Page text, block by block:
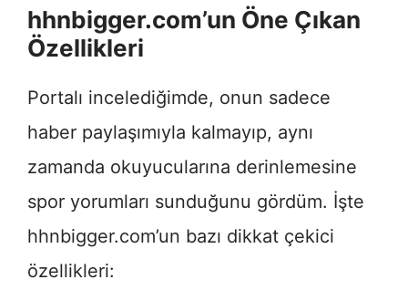
hhnbigger.com’un Öne Çıkan
Özellikleri
Portalı incelediğimde, onun sadece
haber paylaşımıyla kalmayıp, aynı
zamanda okuyucularına derinlemesine
spor yorumları sunduğunu gördüm. İşte
hhnbigger.com’un bazı dikkat çekici
özellikleri: